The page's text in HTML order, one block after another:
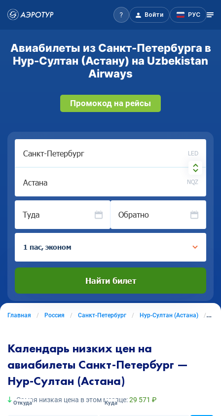
Войти РУС
Авиабилеты из Санкт-Петербурга в
Нур-Султан (Астану) на Uzbekistan
Airways
Промокод на рейсы
LED
NQZ
Туда Обратно
1 пас, эконом
Найти билет
Главная Россия Санкт-Петербург Нур-Султан (Астана)
Календарь низких цен на
авиабилеты Санкт-Петербург —
Нур-Султан (Астана)
Самая низкая цена в этом месяце:29 571 ₽
Откуда Куда